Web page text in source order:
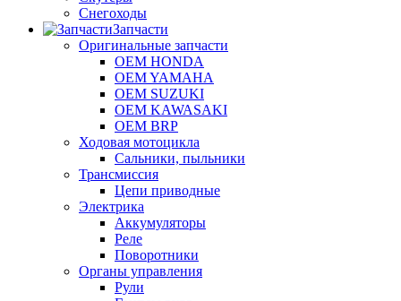
Снегоходы
Запчасти
Оригинальные запчасти
OEM HONDA
OEM YAMAHA
OEM SUZUKI
OEM KAWASAKI
OEM BRP
Ходовая мотоцикла
Сальники, пыльники
Трансмиссия
Цепи приводные
Электрика
Аккумуляторы
Реле
Поворотники
Органы управления
Рули